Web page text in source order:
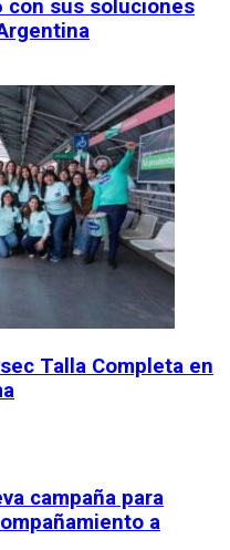
con sus soluciones
Talla Completa en
campaña para
a